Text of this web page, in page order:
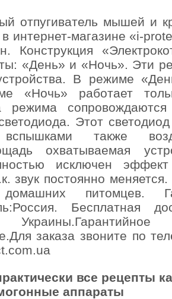
отпугиватель мышей и
интернет-магазине «i-
Конструкция
«День» и «Ночь». Эти
В режиме
«Ночь» работает
сопровождаются
Этот
вспышками также
охватываемая
исключен
звук постоянно
питомцев.
Бесплатная
заказа звоните по
все рецепты
аппараты